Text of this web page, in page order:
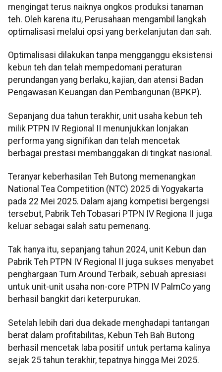
mengingat terus naiknya ongkos produksi tanaman
teh. Oleh karena itu, Perusahaan mengambil langkah
optimalisasi melalui opsi yang berkelanjutan dan sah.
Optimalisasi dilakukan tanpa mengganggu eksistensi
kebun teh dan telah mempedomani peraturan
perundangan yang berlaku, kajian, dan atensi Badan
Pengawasan Keuangan dan Pembangunan (BPKP).
Sepanjang dua tahun terakhir, unit usaha kebun teh
milik PTPN IV Regional II menunjukkan lonjakan
performa yang signifikan dan telah mencetak
berbagai prestasi membanggakan di tingkat nasional.
Teranyar keberhasilan Teh Butong memenangkan
National Tea Competition (NTC) 2025 di Yogyakarta
pada 22 Mei 2025. Dalam ajang kompetisi bergengsi
tersebut, Pabrik Teh Tobasari PTPN IV Regiona II juga
keluar sebagai salah satu pemenang.
Tak hanya itu, sepanjang tahun 2024, unit Kebun dan
Pabrik Teh PTPN IV Regional II juga sukses menyabet
penghargaan Turn Around Terbaik, sebuah apresiasi
untuk unit-unit usaha non-core PTPN IV PalmCo yang
berhasil bangkit dari keterpurukan.
Setelah lebih dari dua dekade menghadapi tantangan
berat dalam profitabilitas, Kebun Teh Bah Butong
berhasil mencetak laba positif untuk pertama kalinya
sejak 25 tahun terakhir, tepatnya hingga Mei 2025.